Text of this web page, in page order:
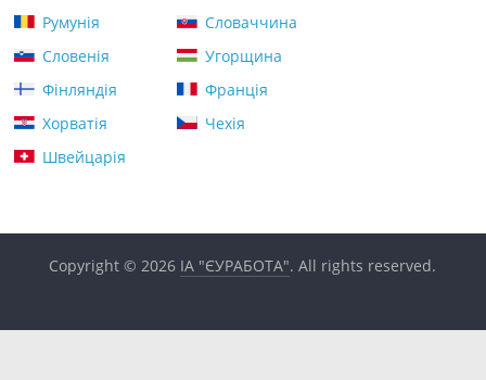
Румунія
Словаччина
Словенія
Угорщина
Фінляндія
Франція
Хорватія
Чехія
Швейцарія
Copyright © 2026 ІА "ЄУРАБОТА". All rights reserved.